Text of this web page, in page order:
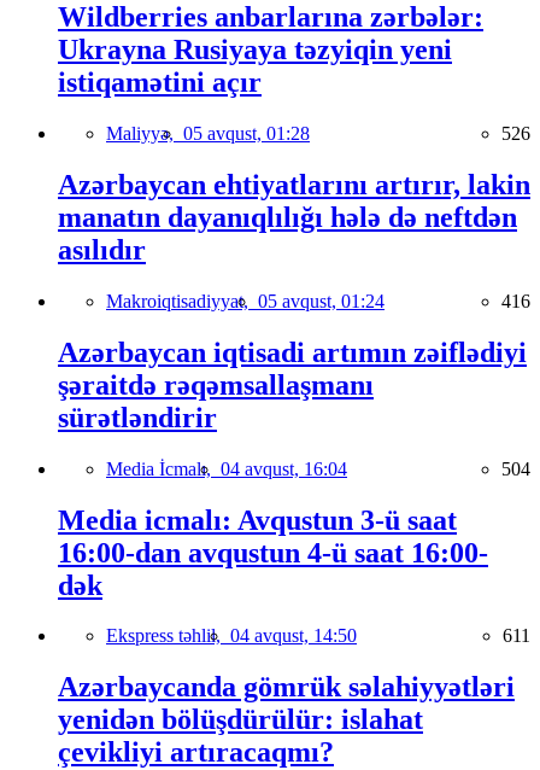
Wildberries anbarlarına zərbələr:
Ukrayna Rusiyaya təzyiqin yeni
istiqamətini açır
Maliyyə, 05 avqust, 01:28 526
Azərbaycan ehtiyatlarını artırır, lakin
manatın dayanıqlılığı hələ də neftdən
asılıdır
Makroiqtisadiyyat, 05 avqust, 01:24 416
Azərbaycan iqtisadi artımın zəiflədiyi
şəraitdə rəqəmsallaşmanı
sürətləndirir
Media İcmalı, 04 avqust, 16:04 504
Media icmalı: Avqustun 3-ü saat
16:00-dan avqustun 4-ü saat 16:00-
dək
Ekspress təhlil, 04 avqust, 14:50 611
Azərbaycanda gömrük səlahiyyətləri
yenidən bölüşdürülür: islahat
çevikliyi artıracaqmı?